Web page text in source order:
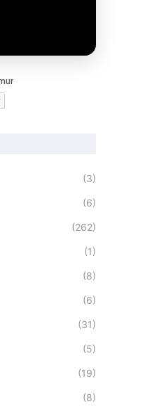
(3)
(6)
(262)
(1)
(8)
(6)
(31)
(5)
(19)
(8)